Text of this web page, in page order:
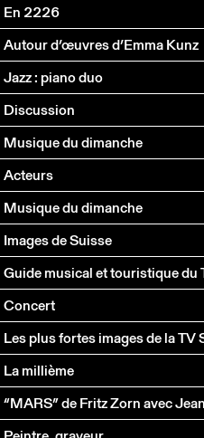
En 2226
Autour d’œuvres d’Emma Kunz
Jazz : piano duo
Discussion
Musique du dimanche
Acteurs
Musique du dimanche
Images de Suisse
Guide musical et touristique du
Concert
Les plus fortes images de la TV
La millième
“MARS” de Fritz Zorn avec